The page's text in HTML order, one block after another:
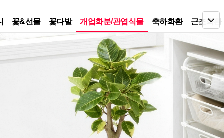
꽃&선물 꽃다발 개업화분/관엽식물 축하화환 근조화환